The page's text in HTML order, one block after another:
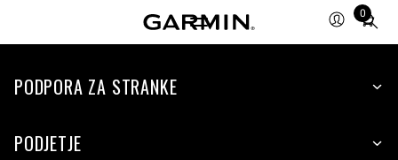
0
Total
PODPORA ZA STRANKE
PODJETJE